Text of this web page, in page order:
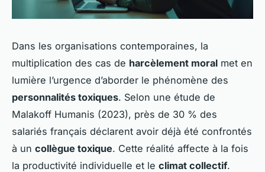
Dans les organisations contemporaines, la
multiplication des cas de harcèlement moral met en
lumière l’urgence d’aborder le phénomène des
personnalités toxiques. Selon une étude de
Malakoff Humanis (2023), près de 30 % des
salariés français déclarent avoir déjà été confrontés
à un collègue toxique. Cette réalité affecte à la fois
la productivité individuelle et le climat collectif.